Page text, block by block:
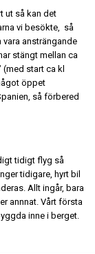
ut så kan det
vi besökte, så
vara ansträngande
stängt mellan ca
(med start ca kl
öppet
så förbered
tidigt flyg så
tidigare, hyrt bil
Allt ingår, bara
annnat. Vårt första
inne i berget.